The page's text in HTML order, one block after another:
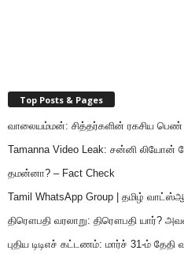
Top Posts & Pages
வாலையம்மன்: சித்தர்களின் ரகசிய பெண்
Tamanna Video Leak: சன்னி லியோன்
தமன்னா? – Fact Check
Tamil WhatsApp Group | தமிழ்
திரௌபதி வரலாறு: திரௌபதி யார்?
புதிய டிடிஎச் கட்டணம்: மார்ச் 31-ம்